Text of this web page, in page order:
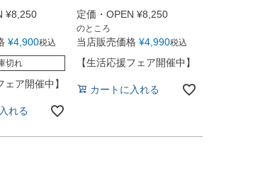
¥8,250
¥4,900税込
切れ
ェア開催中】
れる
定価・OPEN ¥8,250
のところ
当店販売価格 ¥4,990税込
【生活応援フェア開催中】
カートに入れる